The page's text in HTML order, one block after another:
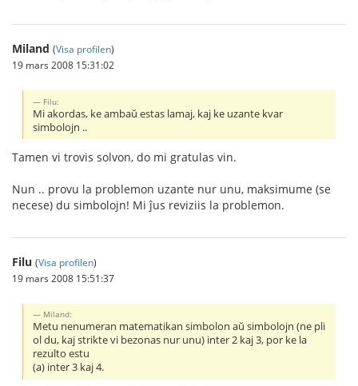
Miland (Visa profilen)
19 mars 2008 15:31:02
Filu:
Mi akordas, ke ambaŭ estas lamaj, kaj ke uzante kvar
simbolojn ..
Tamen vi trovis solvon, do mi gratulas vin.
Nun .. provu la problemon uzante nur unu, maksimume (se
necese) du simbolojn! Mi ĵus reviziis la problemon.
Filu (Visa profilen)
19 mars 2008 15:51:37
Miland:
Metu nenumeran matematikan simbolon aŭ simbolojn (ne pli
ol du, kaj strikte vi bezonas nur unu) inter 2 kaj 3, por ke la
rezulto estu
(a) inter 3 kaj 4.